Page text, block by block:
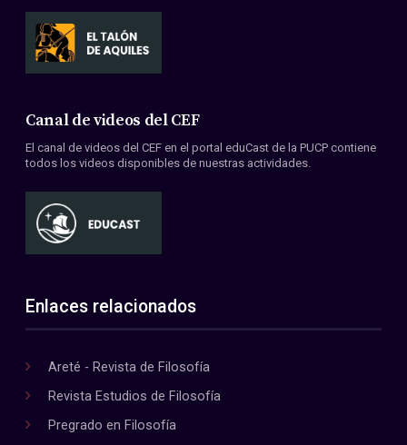
Canal de videos del CEF
El canal de videos del CEF en el portal eduCast de la PUCP contiene
todos los videos disponibles de nuestras actividades.
Enlaces relacionados
Areté - Revista de Filosofía
Revista Estudios de Filosofía
Pregrado en Filosofía